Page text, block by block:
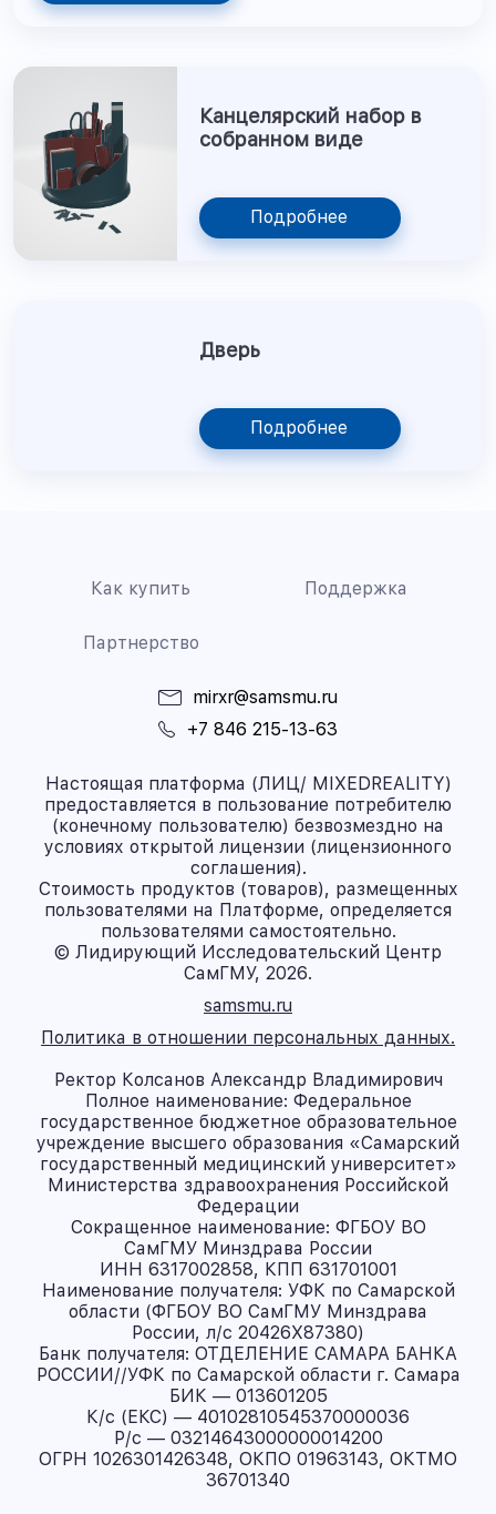
Канцелярский набор в
собранном виде
Подробнее
Дверь
Подробнее
Как купить Поддержка
Партнерство
mirxr@samsmu.ru
+7 846 215-13-63
Настоящая платформа (ЛИЦ/ MIXEDREALITY)
предоставляется в пользование потребителю
(конечному пользователю) безвозмездно на
условиях открытой лицензии (лицензионного
соглашения).
Стоимость продуктов (товаров), размещенных
пользователями на Платформе, определяется
пользователями самостоятельно.
© Лидирующий Исследовательский Центр
СамГМУ, 2026.
samsmu.ru
Политика в отношении персональных данных.
Ректор Колсанов Александр Владимирович
Полное наименование: Федеральное
государственное бюджетное образовательное
учреждение высшего образования «Самарский
государственный медицинский университет»
Министерства здравоохранения Российской
Федерации
Сокращенное наименование: ФГБОУ ВО
СамГМУ Минздрава России
ИНН 6317002858, КПП 631701001
Наименование получателя: УФК по Самарской
области (ФГБОУ ВО СамГМУ Минздрава
России, л/с 20426X87380)
Банк получателя: ОТДЕЛЕНИЕ САМАРА БАНКА
РОССИИ//УФК по Самарской области г. Самара
БИК — 013601205
К/с (ЕКС) — 40102810545370000036
Р/с — 03214643000000014200
ОГРН 1026301426348, ОКПО 01963143, ОКТМО
36701340